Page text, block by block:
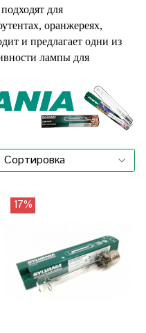
для
оранжереях,
и предлагает одни из
лампы для
17%